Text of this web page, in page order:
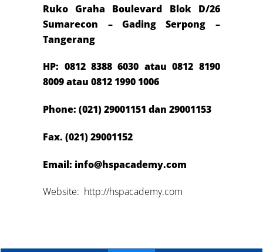
Ruko Graha Boulevard Blok D/26
Sumarecon – Gading Serpong –
Tangerang
HP: 0812 8388 6030 atau0812 8190
8009 atau 0812 1990 1006
Phone: (021) 29001151 dan 29001153
Fax. (021) 29001152
Email: info@hspacademy.com
Website: http://hspacademy.com